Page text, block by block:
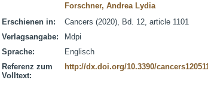
Forschner, Andrea Lydia
Erschienen in:
Cancers (2020), Bd. 12, article 1101
Verlagsangabe:
Mdpi
Sprache:
Englisch
Referenz zum
Volltext:
http://dx.doi.org/10.3390/